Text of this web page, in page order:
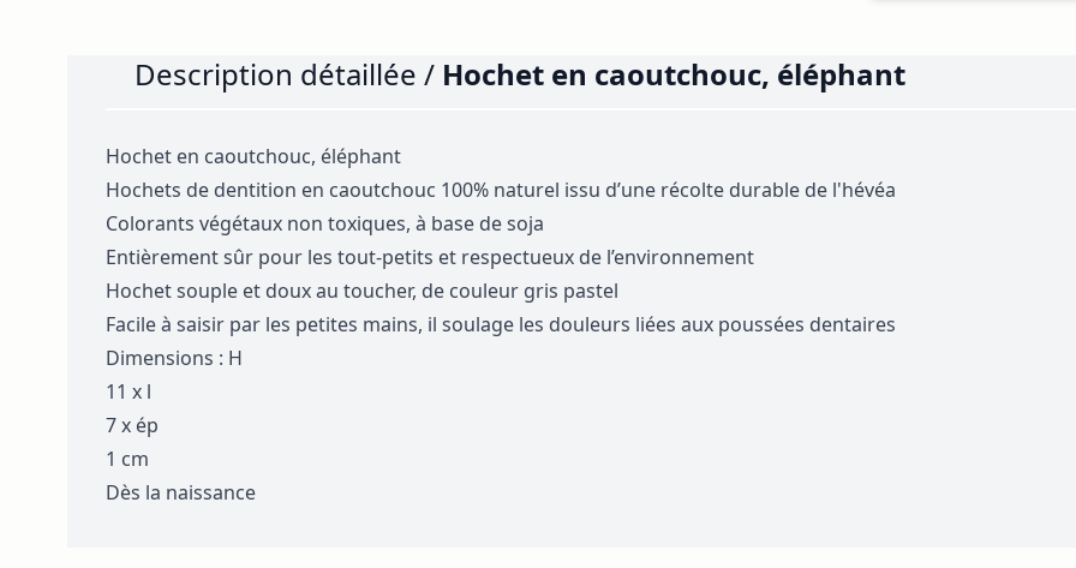
Description détaillée / Hochet en caoutchouc, éléphant
Hochet en caoutchouc, éléphant
Hochets de dentition en caoutchouc 100% naturel issu d’une récolte durable de l'hévéa
Colorants végétaux non toxiques, à base de soja
Entièrement sûr pour les tout-petits et respectueux de l’environnement
Hochet souple et doux au toucher, de couleur gris pastel
Facile à saisir par les petites mains, il soulage les douleurs liées aux poussées dentaires
Dimensions : H
11 x l
7 x ép
1 cm
Dès la naissance